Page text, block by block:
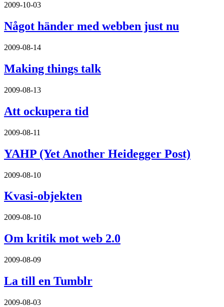
2009-10-03
Något händer med webben just nu
2009-08-14
Making things talk
2009-08-13
Att ockupera tid
2009-08-11
YAHP (Yet Another Heidegger Post)
2009-08-10
Kvasi-objekten
2009-08-10
Om kritik mot web 2.0
2009-08-09
La till en Tumblr
2009-08-03